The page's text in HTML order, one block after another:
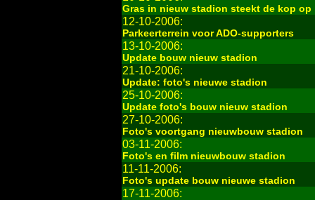
Gras in nieuw stadion steekt de kop op
12-10-2006:
Parkeerterrein voor ADO-supporters
13-10-2006:
Update bouw nieuw stadion
21-10-2006:
Update: foto's nieuwe stadion
25-10-2006:
Update foto's bouw nieuw stadion
27-10-2006:
Foto's voortgang nieuwbouw stadion
03-11-2006:
Foto's en film nieuwbouw stadion
11-11-2006:
Foto's update bouw nieuwe stadion
17-11-2006: